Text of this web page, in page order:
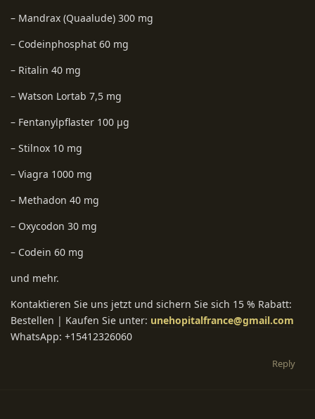
– Mandrax (Quaalude) 300 mg
– Codeinphosphat 60 mg
– Ritalin 40 mg
– Watson Lortab 7,5 mg
– Fentanylpflaster 100 µg
– Stilnox 10 mg
– Viagra 1000 mg
– Methadon 40 mg
– Oxycodon 30 mg
– Codein 60 mg
und mehr.
Kontaktieren Sie uns jetzt und sichern Sie sich 15 % Rabatt:
Bestellen | Kaufen Sie unter: unehopitalfrance@gmail.com
WhatsApp: +15412326060
Reply